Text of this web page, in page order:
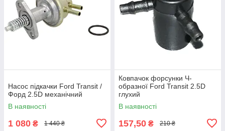
Насос підкачки Ford Transit /
Форд 2.5D механічний
В наявності
1 080 ₴ 1 440 ₴
Ковпачок форсунки Ч-
образної Ford Transit 2.5D
глухий
В наявності
157,50 ₴ 210 ₴